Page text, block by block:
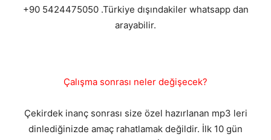
+90 5424475050 .Türkiye dışındakiler whatsapp dan
arayabilir.
Çalışma sonrası neler değişecek?
Çekirdek inanç sonrası size özel hazırlanan mp3 leri
dinlediğinizde amaç rahatlamak değildir. İlk 10 gün